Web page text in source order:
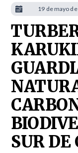
SUR DE
19 de mayo